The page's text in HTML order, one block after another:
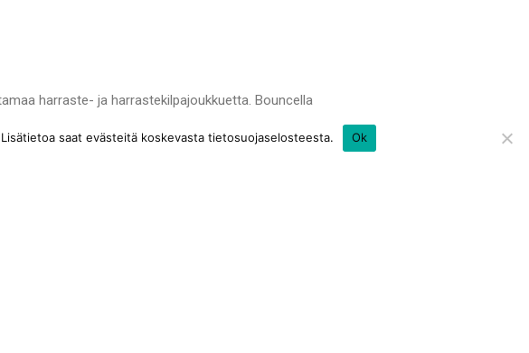
harraste- ja harrastekilpajoukkuetta. Bouncella
saat evästeitä koskevasta tietosuojaselosteesta. Ok